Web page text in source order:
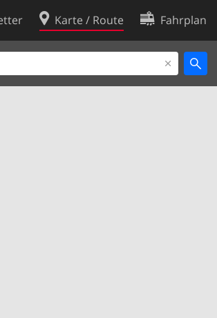
Karte / Route Fahrplan
Cookie-
Cookie-